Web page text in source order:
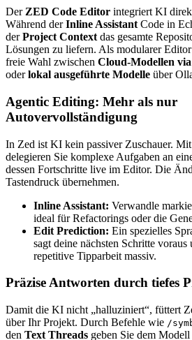
Der ZED Code Editor integriert KI
Während derInline Assistant Code in
derProject Context das gesamte
Lösungen zu liefern. Als modularer
freie Wahl zwischen Cloud-Modellen
oderlokal ausgeführte Modelle über
Agentic Editing: Mehr als nur
Autovervollständigung
In Zed ist KI kein passiver Zuschauer. Mit
delegieren Sie komplexe Aufgaben an
dessen Fortschritte live im Editor. Die
Tastendruck übernehmen.
Inline Assistant: Verwandle
ideal für Refactorings oder die
Edit Prediction: Ein spezielles
sagt deine nächsten Schritte voraus
repetitive Tipparbeit massiv.
Präzise Antworten durch tiefes
Damit die KI nicht „halluziniert“, füttert
über Ihr Projekt. Durch Befehle wie /
den Text Threads geben Sie dem